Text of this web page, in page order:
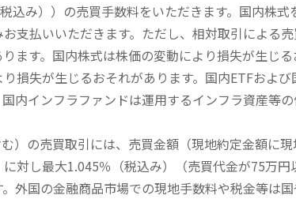
込み））の売買手数料をいただきます。国内株
支払いいただきます。ただし、相対取引による
ます。国内株式は株価の変動により損失が生じ
損失が生じるおそれがあります。国内ETFおよ
内インフラファンドは運用するインフラ資産等
）の売買取引には、売買金額（現地約定金額に
対し最大1.045％（税込み）（売買代金が75万
外国の金融商品市場での現地手数料や税金等は